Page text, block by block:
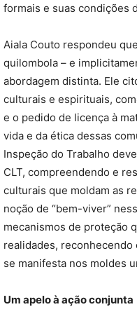
formais e suas condições
Aiala Couto respondeu
quilombola – e
abordagem distinta. Ele
culturais e espirituais,
e o pedido de licença à
vida e da ética dessas
Inspeção do Trabalho
CLT, compreendendo e
culturais que moldam as
noção de “bem-viver”
mecanismos de proteção
realidades, reconhecendo
se manifesta nos moldes
Um apelo à ação conjunta